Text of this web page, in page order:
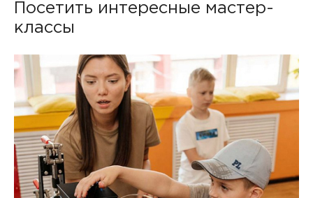
Посетить интересные мастер-
классы